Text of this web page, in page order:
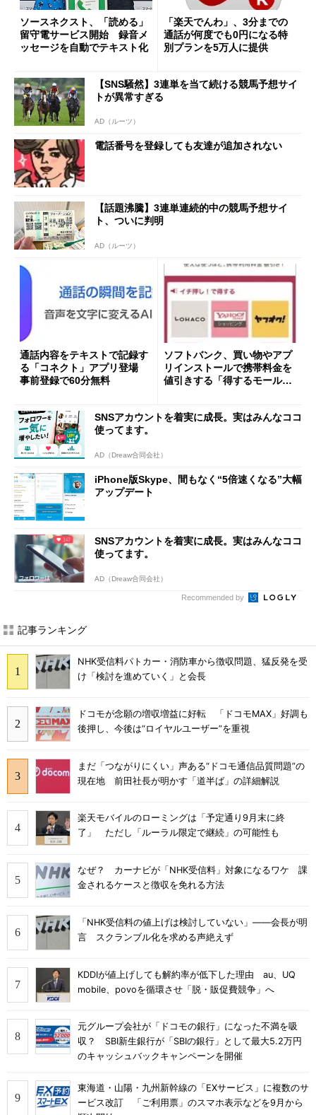
ソースネクスト、「読める」
留守電サービス開始 録音メ
ッセージを自動でテキスト化
「楽天でんわ」、3分までの
通話が何度でも0円になる特
別プランを5万人に提供
【SNS騒然】3連単を当て続ける競馬予想サイ
トが異常すぎる
AD（ルーツ）
電話番号を登録しても友達が追加されない
【話題沸騰】3連単連続的中の競馬予想サイ
ト、ついに判明
AD（ルーツ）
通話内容をテキストで記録す
る「コネクト」アプリ登場
事前登録で60分無料
ソフトバンク、買い物やアプ
リインストールで携帯料金を
値引きする「得するモール」
SNSアカウントを着実に成長。実はみんなココ
使ってます。
AD（Dreaw合同会社）
iPhone版Skype、間もなく“5倍速くなる”大幅
アップデート
SNSアカウントを着実に成長。実はみんなココ
使ってます。
AD（Dreaw合同会社）
Recommended by
記事ランキング
NHK受信料パトカー・消防車から徴収問題、猛反発を受
け「検討を進めていく」と会長
ドコモが念願の増収増益に好転 「ドコモMAX」好調も
後押し、今後は“ロイヤルユーザー”を重視
まだ「つながりにくい」声ある“ドコモ通信品質問題”の
現在地 前田社長が明かす「道半ば」の詳細解説
楽天モバイルのローミングは「予定通り9月末に終
了」 ただし「ルーラル限定で継続」の可能性も
なぜ？ カーナビが「NHK受信料」対象になるワケ 課
金されるケースと徴収を免れる方法
「NHK受信料の値上げは検討していない」――会長が明
言 スクランブル化を求める声絶えず
KDDIが値上げしても解約率が低下した理由 au、UQ
mobile、povoを循環させ「脱・販促費競争」へ
元グループ会社が「ドコモの銀行」になった不満を吸
収？ SBI新生銀行が「SBIの銀行」として最大5.2万円
のキャッシュバックキャンペーンを開催
東海道・山陽・九州新幹線の「EXサービス」に複数のサ
ービス改訂 「ご利用票」のスマホ表示などを9月から